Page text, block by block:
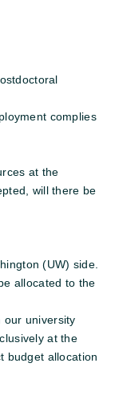
complies
at the
will there be
(UW) side.
allocated to the
our university
at the
budget allocation